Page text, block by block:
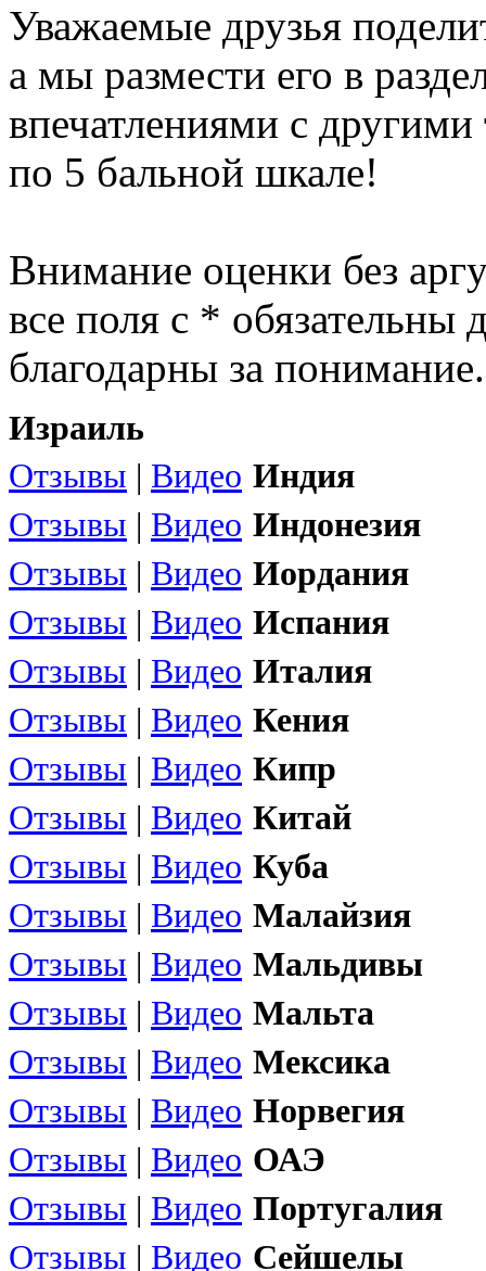
Уважаемые друзья
а мы размести его в
впечатлениями с
по 5 бальной шкале!
Внимание оценки без
все поля с * обязательны
благодарны за понимание.
Израиль
Отзывы | Видео Индия
Отзывы | Видео Индонезия
Отзывы | Видео Иордания
Отзывы | Видео Испания
Отзывы | Видео Италия
Отзывы | Видео Кения
Отзывы | Видео Кипр
Отзывы | Видео Китай
Отзывы | Видео Куба
Отзывы | Видео Малайзия
Отзывы | Видео Мальдивы
Отзывы | Видео Мальта
Отзывы | Видео Мексика
Отзывы | Видео Норвегия
Отзывы | Видео ОАЭ
Отзывы | Видео Португалия
Отзывы | Видео Сейшелы